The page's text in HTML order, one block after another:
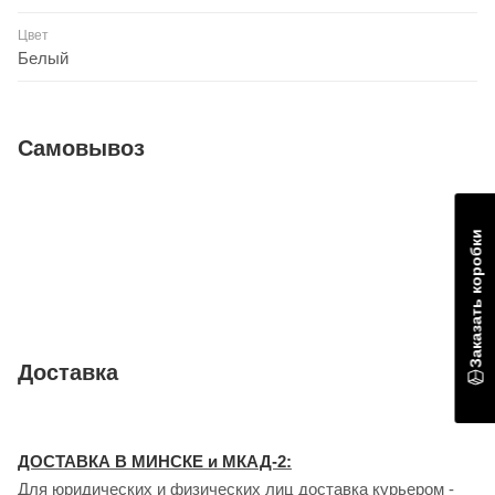
Цвет
Белый
Самовывоз
Доставка
ДОСТАВКА В МИНСКЕ и МКАД-2:
Для юридических и физических лиц доставка курьером -
Заказать коробки